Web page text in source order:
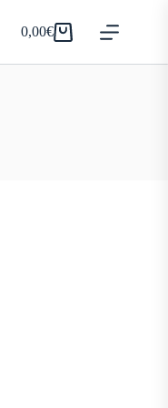
Carrello
0,00€